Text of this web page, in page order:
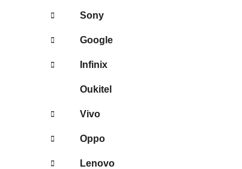
Sony
Google
Infinix
Oukitel
Vivo
Oppo
Lenovo